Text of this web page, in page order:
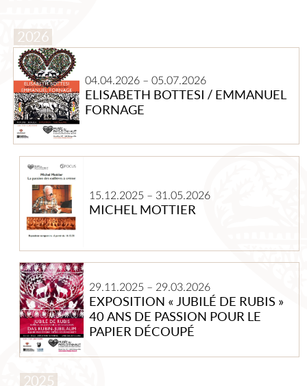
ELISABETH BOTTESI / EMMANUEL
FORNAGE
04.04.2026 –05.07.2026
Elisabeth
Bottesi
/
Emmanuel
Fornage
MICHEL MOTTIER
15.12.2025 – 31.05.2026
MICHEL
MOTTIER
EXPOSITION « JUBILÉ DE RUBIS »
40 ANS DE PASSION POUR LE
PAPIER DÉCOUPÉ
29.11.2025 – 29.03.2026
Exposition
« Jubilé
de
rubis »
40
ans
de
pour